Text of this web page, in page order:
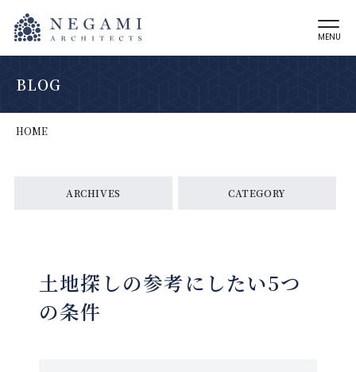
MENU
BLOG
HOME
ARCHIVES CATEGORY
土地探しの参考にしたい5つ
の条件